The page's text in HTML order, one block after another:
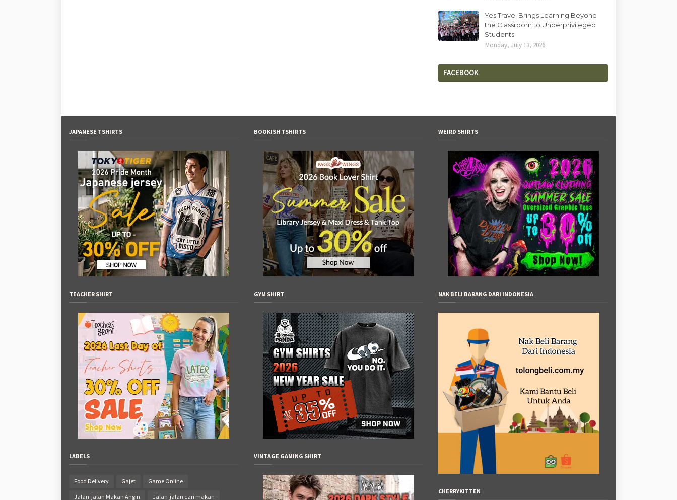
Yes Travel Brings Learning Beyond
the Classroom to Underprivileged
Students
Monday, July 13, 2026
FACEBOOK
JAPANESE TSHIRTS
TEACHER SHIRT
LABELS
Food Delivery Gajet Game Online
Jalan-jalan Makan Angin Jalan-jalan cari makan
BOOKISH TSHIRTS
GYM SHIRT
VINTAGE GAMING SHIRT
WEIRD SHIRTS
NAK BELI BARANG DARI INDONESIA
CHERRYKITTEN